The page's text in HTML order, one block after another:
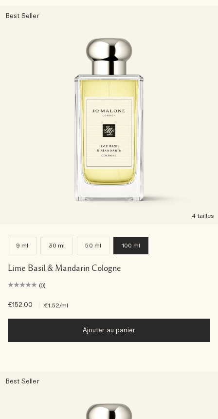
Best Seller
4 tailles
9 ml 30 ml 50 ml 100 ml
Lime Basil & Mandarin Cologne
(0)
€152.00 €1.52/ml
Ajouter au panier
Best Seller